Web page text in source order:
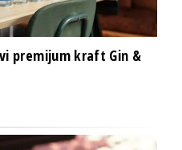
premijum kraft Gin &